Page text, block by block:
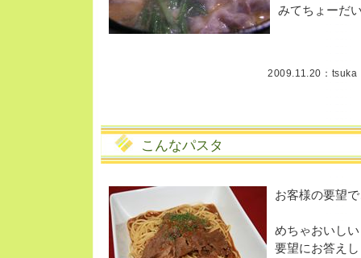
みてちょーだ
2009.11.20： tsuka
こんなパスタ
お客様の要望
めちゃおいし
要望にお答え